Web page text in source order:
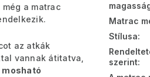
a matrac
az atkák
vannak átitatva,
mosható
Matrac
Stílusa:
szerint: